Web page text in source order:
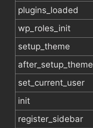
plugins_loaded
wp_roles_init
setup_theme
after_setup_theme
set_current_user
init
register_sidebar